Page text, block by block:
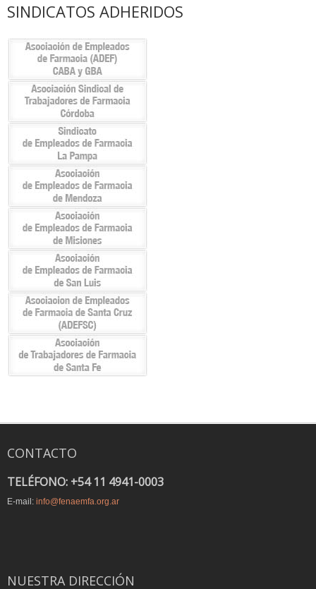
SINDICATOS ADHERIDOS
CONTACTO
TELÉFONO: +54 11 4941-0003
E-mail: info@fenaemfa.org.ar
NUESTRA DIRECCIÓN